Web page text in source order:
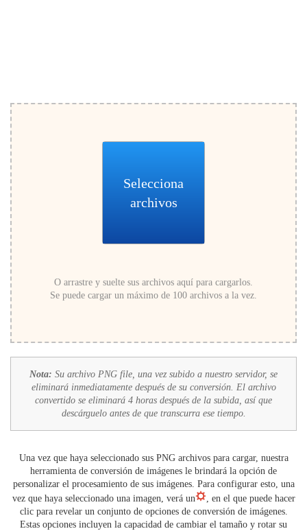
Selecciona
archivos
O arrastre y suelte sus archivos aquí para cargarlos.
Se puede cargar un máximo de 100 archivos a la vez.
Nota: Su archivo PNG file, una vez subido a nuestro servidor, se
eliminará inmediatamente después de su conversión. El archivo
convertido se eliminará 4 horas después de la subida, así que
descárguelo antes de que transcurra ese tiempo.
Una vez que haya seleccionado sus PNG archivos para cargar, nuestra
herramienta de conversión de imágenes le brindará la opción de
personalizar el procesamiento de sus imágenes. Para configurar esto, una
vez que haya seleccionado una imagen, verá un
, en el que puede hacer
clic para revelar un conjunto de opciones de conversión de imágenes.
Estas opciones incluyen la capacidad de cambiar el tamaño y rotar su